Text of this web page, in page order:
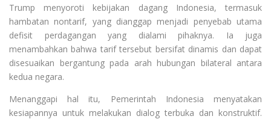
Trump menyoroti kebijakan dagang Indonesia, termasuk
hambatan nontarif, yang dianggap menjadi penyebab utama
defisit perdagangan yang dialami pihaknya. Ia juga
menambahkan bahwa tarif tersebut bersifat dinamis dan dapat
disesuaikan bergantung pada arah hubungan bilateral antara
kedua negara.
Menanggapi hal itu, Pemerintah Indonesia menyatakan
kesiapannya untuk melakukan dialog terbuka dan konstruktif.